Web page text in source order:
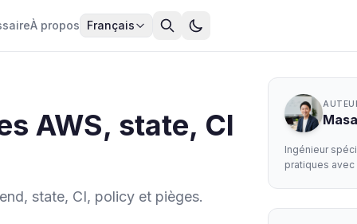
À propos Français
AWS, state, CI
state, CI, policy et pièges.
Masa
Ingénieur
pratiques